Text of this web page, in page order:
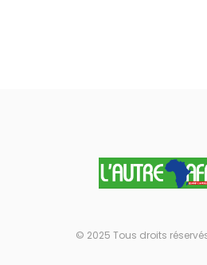
© 2025 Tous droits